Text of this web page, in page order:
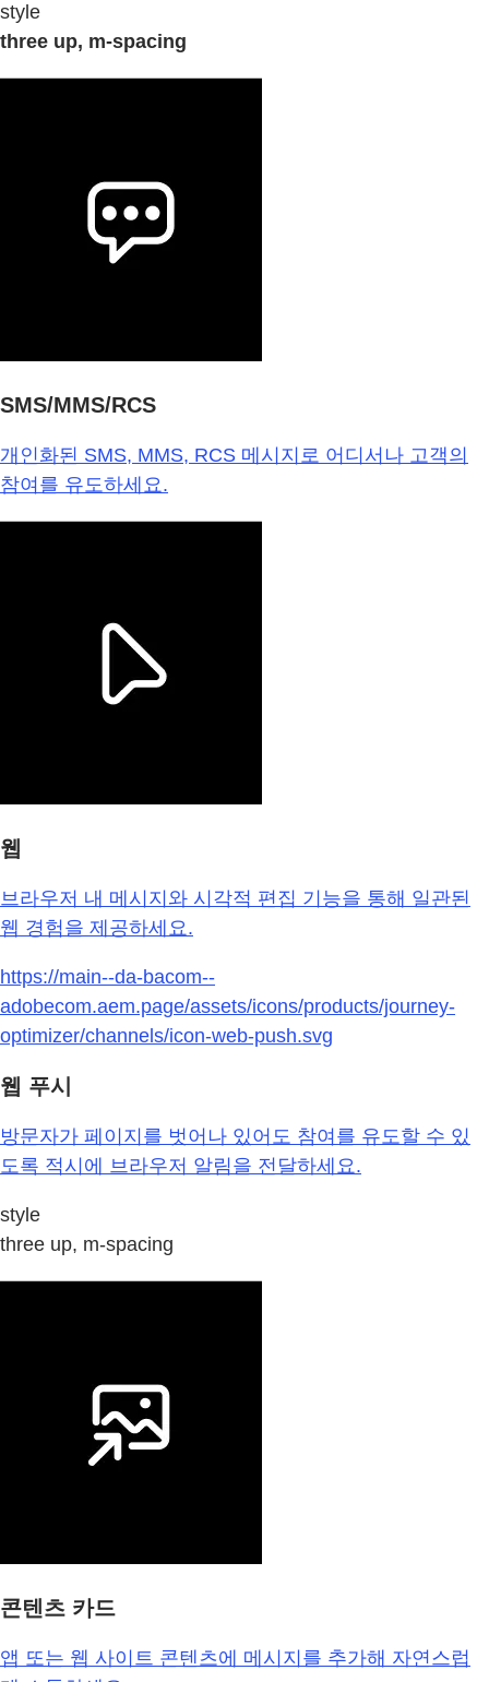
style
three up, m-spacing
SMS/MMS/RCS
개인화된 SMS, MMS, RCS 메시지로 어디서나 고객의
참여를 유도하세요.
웹
브라우저 내 메시지와 시각적 편집 기능을 통해 일관된
웹 경험을 제공하세요.
https://main--da-bacom--
adobecom.aem.page/assets/icons/products/journey-
optimizer/channels/icon-web-push.svg
웹 푸시
방문자가 페이지를 벗어나 있어도 참여를 유도할 수 있
도록 적시에 브라우저 알림을 전달하세요.
style
three up, m-spacing
콘텐츠 카드
앱 또는 웹 사이트 콘텐츠에 메시지를 추가해 자연스럽